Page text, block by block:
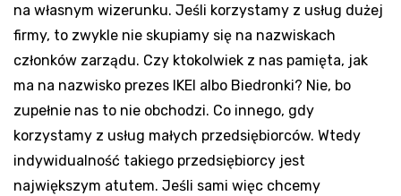
na własnym wizerunku. Jeśli korzystamy z usług dużej
firmy, to zwykle nie skupiamy się na nazwiskach
członków zarządu. Czy ktokolwiek z nas pamięta, jak
ma na nazwisko prezes IKEI albo Biedronki? Nie, bo
zupełnie nas to nie obchodzi. Co innego, gdy
korzystamy z usług małych przedsiębiorców. Wtedy
indywidualność takiego przedsiębiorcy jest
największym atutem. Jeśli sami więc chcemy